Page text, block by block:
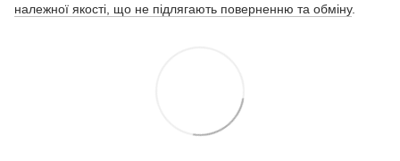
належної якості, що не підлягають поверненню та обміну.